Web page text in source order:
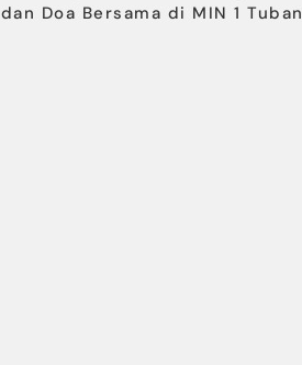
dan Doa Bersama di MIN 1 Tuban